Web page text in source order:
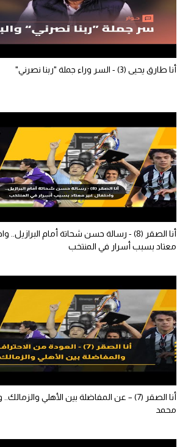
أنا طارق يحيى (3) - السر وراء جملة "ربنا نصرني"
أنا الصقر (8) - رسالة حسن شحاتة أمام البرازيل..
معتاد بسبب أسرار في المنتخب
أنا الصقر (7) – عن المفاضلة بين الأهلي
محمد